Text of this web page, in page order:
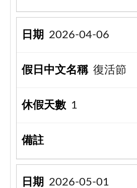
2026-04-06
復活節
1
2026-05-01